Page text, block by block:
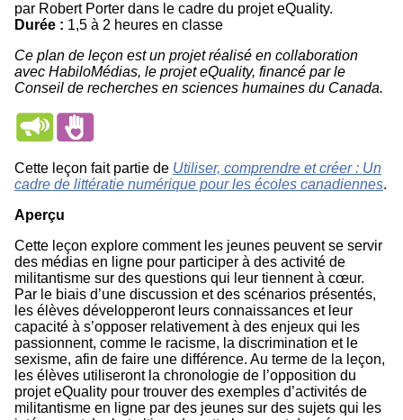
par Robert Porter dans le cadre du projet eQuality.
Durée : 1,5 à 2 heures en classe
Ce plan de leçon est un projet réalisé en collaboration
avec HabiloMédias, le projet eQuality, financé par le
Conseil de recherches en sciences humaines du Canada.
Cette leçon fait partie de Utiliser, comprendre et créer : Un
cadre de littératie numérique pour les écoles canadiennes.
Aperçu
Cette leçon explore comment les jeunes peuvent se servir
des médias en ligne pour participer à des activité de
militantisme sur des questions qui leur tiennent à cœur.
Par le biais d’une discussion et des scénarios présentés,
les élèves développeront leurs connaissances et leur
capacité à s’opposer relativement à des enjeux qui les
passionnent, comme le racisme, la discrimination et le
sexisme, afin de faire une différence. Au terme de la leçon,
les élèves utiliseront la chronologie de l’opposition du
projet eQuality pour trouver des exemples d’activités de
militantisme en ligne par des jeunes sur des sujets qui les